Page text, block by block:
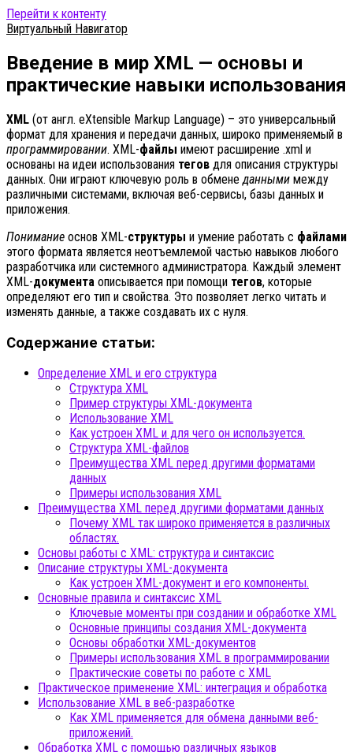
Перейти к контенту
Виртуальный Навигатор
Введение в мир XML — основы и
практические навыки использования
XML (от англ. eXtensible Markup Language) – это универсальный
формат для хранения и передачи данных, широко применяемый в
программировании. XML-файлы имеют расширение .xml и
основаны на идеи использования тегов для описания структуры
данных. Они играют ключевую роль в обменеданными между
различными системами, включая веб-сервисы, базы данных и
приложения.
Понимание основ XML-структуры и умение работать с файлами
этого формата является неотъемлемой частью навыков любого
разработчика или системного администратора. Каждый элемент
XML-документа описывается при помощи тегов, которые
определяют его тип и свойства. Это позволяет легко читать и
изменять данные, а также создавать их с нуля.
Содержание статьи:
Определение XML и его структура
Структура XML
Пример структуры XML-документа
Использование XML
Как устроен XML и для чего он используется.
Структура XML-файлов
Преимущества XML перед другими форматами
данных
Примеры использования XML
Преимущества XML перед другими форматами данных
Почему XML так широко применяется в различных
областях.
Основы работы с XML: структура и синтаксис
Описание структуры XML-документа
Как устроен XML-документ и его компоненты.
Основные правила и синтаксис XML
Ключевые моменты при создании и обработке XML
Основные принципы создания XML-документа
Основы обработки XML-документов
Примеры использования XML в программировании
Практические советы по работе с XML
Практическое применение XML: интеграция и обработка
Использование XML в веб-разработке
Как XML применяется для обмена данными веб-
приложений.
Обработка XML с помощью различных языков